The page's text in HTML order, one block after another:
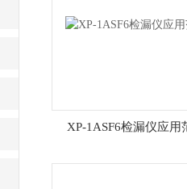
XP-1ASF6检漏仪应用